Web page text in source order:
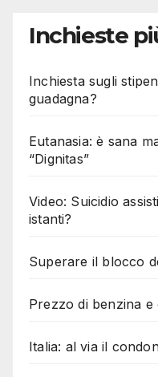
Inchieste
Inchiesta sugli
guadagna?
Eutanasia: è sana
“Dignitas”
Video: Suicidio
istanti?
Superare il blocco
Prezzo di benzina e
Italia: al via il